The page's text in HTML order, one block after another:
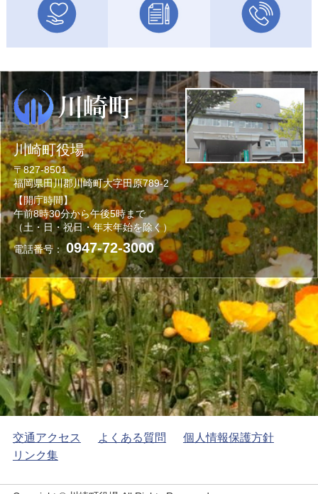
川崎町役場
〒827-8501
福岡県田川郡川崎町大字田原789-2
【開庁時間】
午前8時30分から午後5時まで
（土・日・祝日・年末年始を除く）
電話番号：0947-72-3000
交通アクセス よくある質問
個人情報保護方針
リンク集